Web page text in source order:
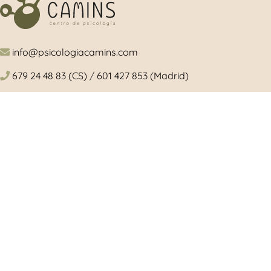
info@psicologiacamins.com
679 24 48 83 (CS) / 601 427 853 (Madrid)